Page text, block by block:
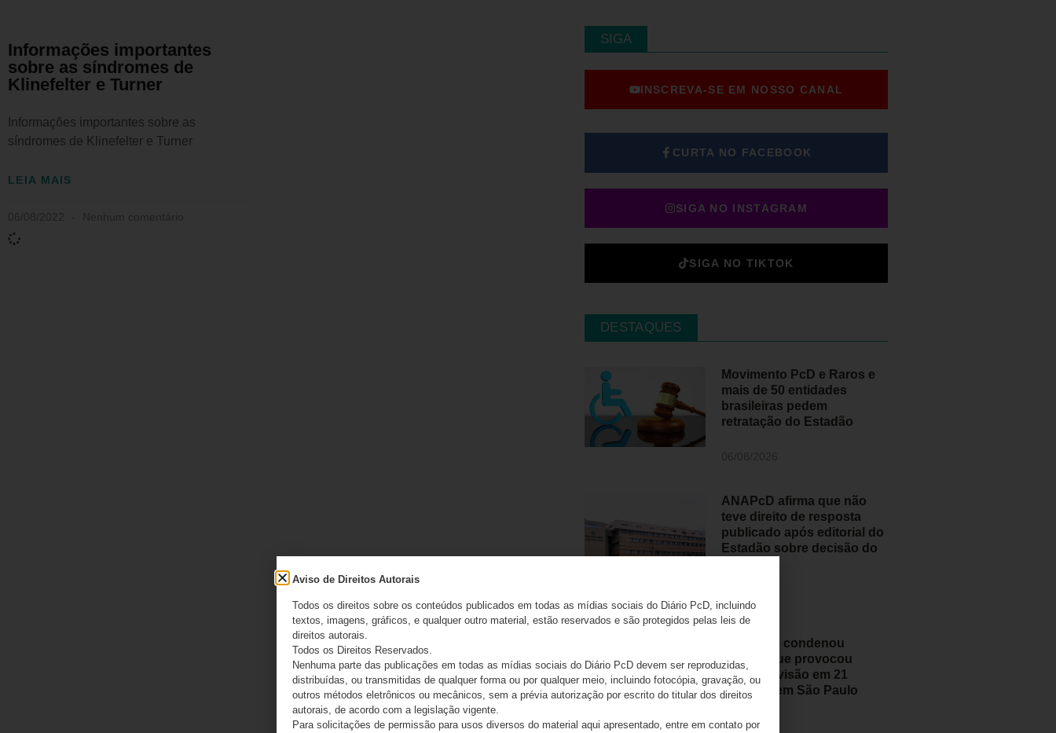
Informações importantes
sobre as síndromes de
Klinefelter e Turner
Informações importantes sobre as
síndromes de Klinefelter e Turner
LEIA MAIS
SIGA
INSCREVA-SE EM NOSSO CANAL
CURTA NO FACEBOOK
SIGA NO INSTAGRAM
SIGA NO TIKTOK
DESTAQUES
Movimento PcD e Raros e
mais de 50 entidades
brasileiras pedem
retratação do Estadão
ANAPcD afirma que não
teve direito de resposta
publicado após editorial do
Estadão sobre decisão do
06/08/2026
Judiciário condenou
médico que provocou
perda de visão em 21
pessoas em São Paulo
05/08/2026
Aviso de Direitos Autorais
Todos os direitos sobre os conteúdos publicados em todas as mídias sociais do Diário PcD, incluindo
textos, imagens, gráficos, e qualquer outro material, estão reservados e são protegidos pelas leis de
direitos autorais.
Todos os Direitos Reservados.
Nenhuma parte das publicações em todas as mídias sociais do Diário PcD devem ser reproduzidas,
distribuídas, ou transmitidas de qualquer forma ou por qualquer meio, incluindo fotocópia, gravação, ou
outros métodos eletrônicos ou mecânicos, sem a prévia autorização por escrito do titular dos direitos
autorais, de acordo com a legislação vigente.
Para solicitações de permissão para usos diversos do material aqui apresentado, entre em contato por